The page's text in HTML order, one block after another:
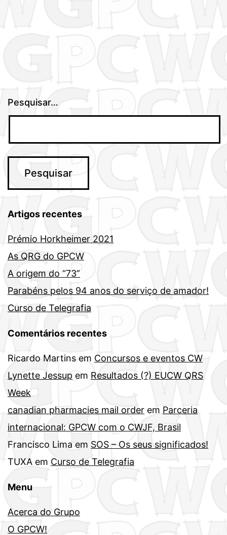
Pesquisar…
Artigos recentes
Prémio Horkheimer 2021
As QRG do GPCW
A origem do “73”
Parabéns pelos 94 anos do serviço de amador!
Curso de Telegrafia
Comentários recentes
Ricardo Martins em Concursos e eventos CW
Lynette Jessup em Resultados (?) EUCW QRS
Week
canadian pharmacies mail order em Parceria
internacional: GPCW com o CWJF, Brasil
Francisco Lima em SOS – Os seus significados!
TUXA em Curso de Telegrafia
Menu
Acerca do Grupo
O GPCW!